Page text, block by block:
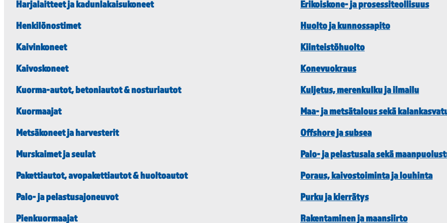
Harjalaitteet ja kadunlakaisukoneet
Henkilönostimet
Kaivinkoneet
Kaivoskoneet
Kuorma-autot, betoniautot & nosturiautot
Kuormaajat
Metsäkoneet ja harvesterit
Murskaimet ja seulat
Pakettiautot, avopakettiautot & huoltoautot
Palo- ja pelastusajoneuvot
Pienkuormaajat
Erikoiskone- ja prosessiteollisuus
Huolto ja kunnossapito
Kiinteistöhuolto
Konevuokraus
Kuljetus, merenkulku ja ilmailu
Maa- ja metsätalous sekä
Offshore ja subsea
Palo- ja pelastusala sekä
Poraus, kaivostoiminta ja louhinta
Purku ja kierrätys
Rakentaminen ja maansiirto